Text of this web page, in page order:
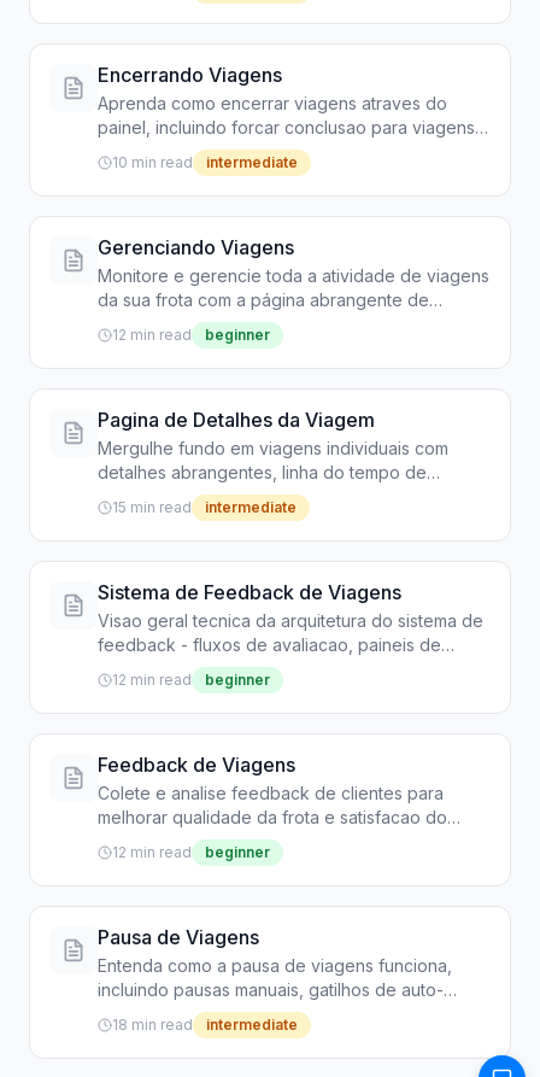
Encerrando Viagens
Aprenda como encerrar viagens atraves do
painel, incluindo forcar conclusao para viagens
travadas ou abandonadas
10 min read intermediate
Gerenciando Viagens
Monitore e gerencie toda a atividade de viagens
da sua frota com a página abrangente de
Viagens
12 min read beginner
Pagina de Detalhes da Viagem
Mergulhe fundo em viagens individuais com
detalhes abrangentes, linha do tempo de
atividades, detalhamento de precos e acoes
administrativas
15 min read intermediate
Sistema de Feedback de Viagens
Visao geral tecnica da arquitetura do sistema de
feedback - fluxos de avaliacao, paineis de
analise e processos de coleta de dados
12 min read beginner
Feedback de Viagens
Colete e analise feedback de clientes para
melhorar qualidade da frota e satisfacao do
cliente
12 min read beginner
Pausa de Viagens
Entenda como a pausa de viagens funciona,
incluindo pausas manuais, gatilhos de auto-
pausa e imobilizacao de veiculo com seguranca
em primeiro lugar
18 min read intermediate